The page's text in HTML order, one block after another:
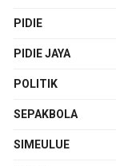
PIDIE
PIDIE JAYA
POLITIK
SEPAKBOLA
SIMEULUE